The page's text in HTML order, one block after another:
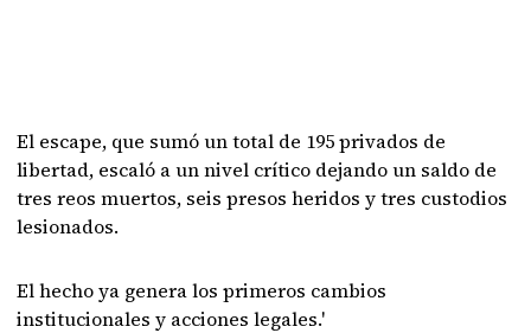
El escape, que sumó un total de 195 privados de
libertad, escaló a un nivel crítico dejando un saldo de
tres reos muertos, seis presos heridos y tres custodios
lesionados.
El hecho ya genera los primeros cambios
institucionales y acciones legales.'